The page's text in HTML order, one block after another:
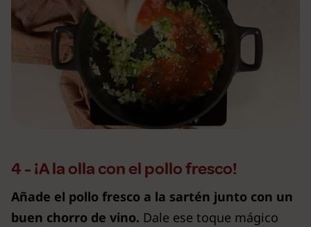
4 - ¡A la olla con el pollo fresco!
Añade el pollo fresco a la sartén junto con un
buen chorro de vino. Dale ese toque mágico